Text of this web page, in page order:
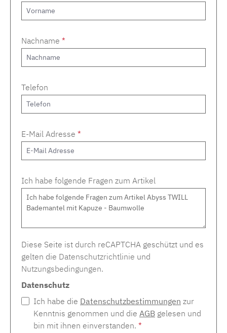
Nachname *
Telefon
E-Mail Adresse *
Ich habe folgende Fragen zum Artikel
Diese Seite ist durch reCAPTCHA geschützt und es
gelten die Datenschutzrichtlinie und
Nutzungsbedingungen.
Datenschutz
Ich habe die Datenschutzbestimmungen zur
Kenntnis genommen und die AGB gelesen und
bin mit ihnen einverstanden. *